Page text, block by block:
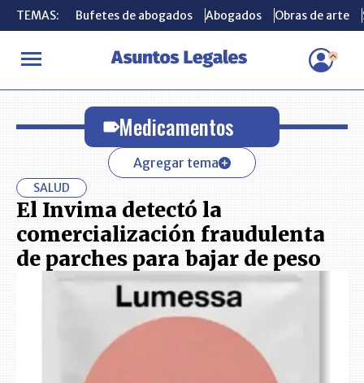
TEMAS: Bufetes de abogados Abogados Obras de arte
INICIO Medicamentos
TEMAS: Bufetes de abogados Abogados Obras de arte
Medicamentos
Agregar tema
SALUD
El Invima detectó la
comercialización fraudulenta
de parches para bajar de peso